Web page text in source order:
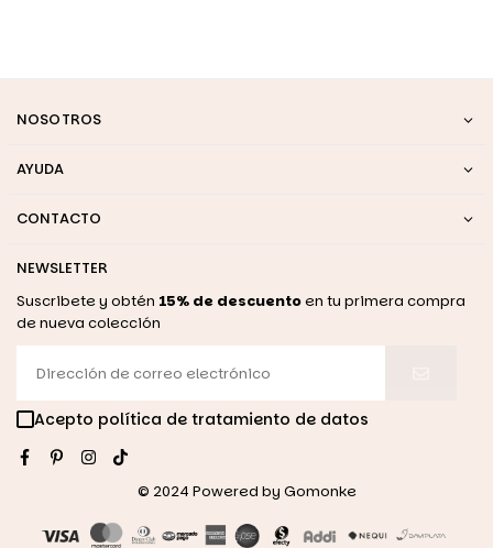
NOSOTROS
AYUDA
CONTACTO
NEWSLETTER
Suscribete y obtén 15% de descuentoen tu primera compra
de nueva colección
Acepto política de tratamiento de datos
FacebookPinterestInstagram
© 2024 Powered by Gomonke